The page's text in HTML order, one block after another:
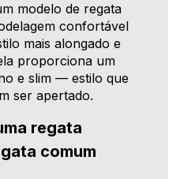
modelo de regata
confortável
mais alongado e
proporciona um
e slim — estilo que
ser apertado.
regata
comum